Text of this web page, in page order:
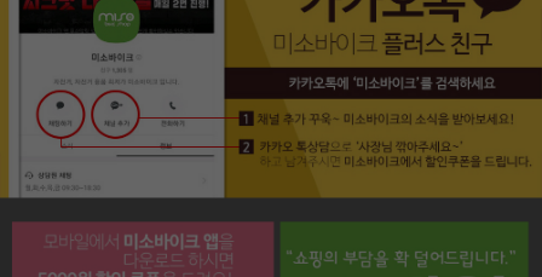
페이코 라이프